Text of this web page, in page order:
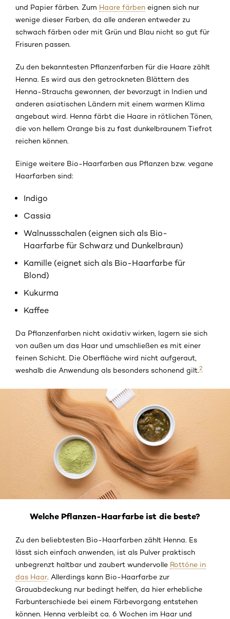
und Papier färben. Zum Haare färben eignen sich nur
wenige dieser Farben, da alle anderen entweder zu
schwach färben oder mit Grün und Blau nicht so gut für
Frisuren passen.
Zu den bekanntesten Pflanzenfarben für die Haare zählt
Henna. Es wird aus den getrockneten Blättern des
Henna-Strauchs gewonnen, der bevorzugt in Indien und
anderen asiatischen Ländern mit einem warmen Klima
angebaut wird. Henna färbt die Haare in rötlichen Tönen,
die von hellem Orange bis zu fast dunkelbraunem Tiefrot
reichen können.
Einige weitere Bio-Haarfarben aus Pflanzen bzw. vegane
Haarfarben sind:
Indigo
Cassia
Walnussschalen (eignen sich als Bio-
Haarfarbe für Schwarz und Dunkelbraun)
Kamille (eignet sich als Bio-Haarfarbe für
Blond)
Kukurma
Kaffee
Da Pflanzenfarben nicht oxidativ wirken, lagern sie sich
von außen um das Haar und umschließen es mit einer
feinen Schicht. Die Oberfläche wird nicht aufgeraut,
weshalb die Anwendung als besonders schonend gilt.2
Welche Pflanzen-Haarfarbe ist die beste?
Zu den beliebtesten Bio-Haarfarben zählt Henna. Es
lässt sich einfach anwenden, ist als Pulver praktisch
unbegrenzt haltbar und zaubert wundervolle Rottöne in
das Haar. Allerdings kann Bio-Haarfarbe zur
Grauabdeckung nur bedingt helfen, da hier erhebliche
Farbunterschiede bei einem Färbevorgang entstehen
können. Henna verbleibt ca. 6 Wochen im Haar und